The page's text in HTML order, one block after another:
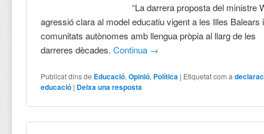
“La darrera proposta del ministre
agressió clara al model educatiu vigent a les Illes Balears
comunitats autònomes amb llengua pròpia al llarg de les
darreres dècades.Continua →
Publicat dins de Educació,Opinió, Política | Etiquetat com a
educació | Deixa una resposta